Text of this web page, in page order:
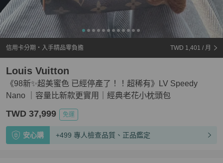
信用卡分期・入手精品零負擔 TWD 1,401 / 月
《98新✨超美蜜色 已經停產了！！超稀有》LV Speedy
Nano ｜容量比新款更實用｜經典老花小枕頭包
Louis Vuitton
TWD 37,999 免運
安心購 +499 專人檢查品質、正品鑑定